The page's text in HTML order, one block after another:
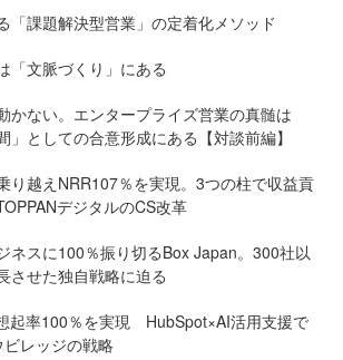
「課題解決型営業」の定着化メソッド
「文脈づくり」にある
かない。エンタープライズ営業の真髄は
」としての合意形成にある【対談前編】
り越えNRR107％を実現。3つの柱で収益貢
デジタルのCS改革
ネスに100％振り切るBox Japan。300社以
させた独自戦略に迫る
起率100％を実現 HubSpot×AI活用支援で
レッジの戦略